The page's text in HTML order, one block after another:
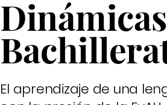
El aprendizaje de una